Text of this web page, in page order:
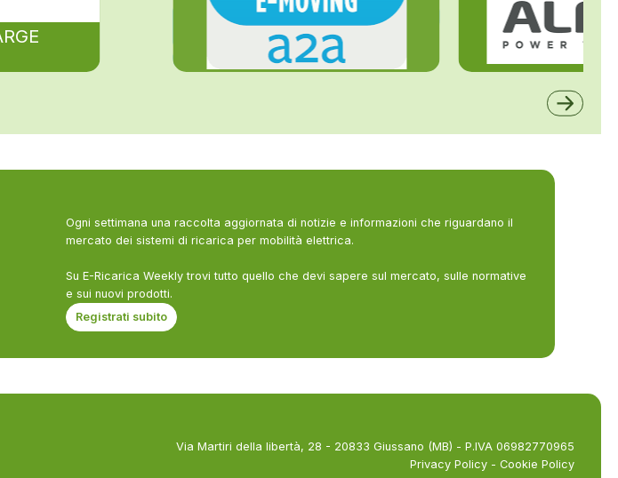
Ogni settimana una raccolta aggiornata di notizie e informazioni che riguardano il
mercato dei sistemi di ricarica per mobilità elettrica.
Su E-Ricarica Weekly trovi tutto quello che devi sapere sul mercato, sulle normative
e sui nuovi prodotti.
Registrati subito
Via Martiri della libertà, 28 - 20833 Giussano (MB) - P.IVA 06982770965
Privacy Policy - Cookie Policy